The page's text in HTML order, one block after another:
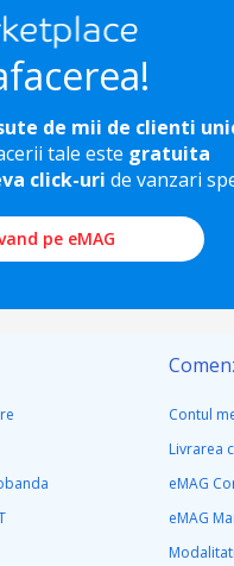
de mii de clienti
tale este gratuita
click-uri de vanzari
pe eMAG
Contul
Livrarea
eMAG
eMAG